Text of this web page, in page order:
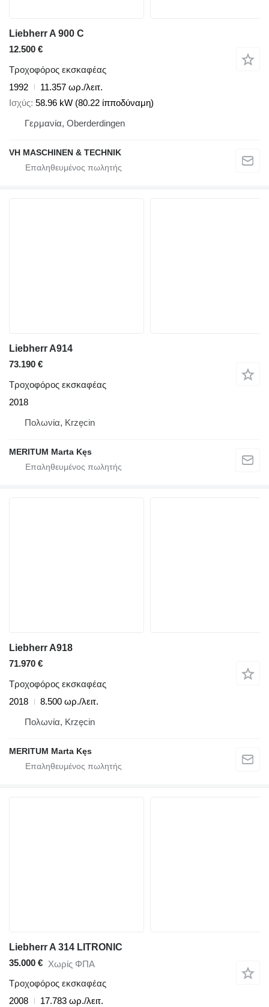
Liebherr A 900 C
12.500 €
Τροχοφόρος εκσκαφέας
1992
11.357 ωρ./λειτ.
Ισχύς 58.96 kW (80.22 ίπποδύναμη)
Γερμανία, Oberderdingen
VH MASCHINEN & TECHNIK
Liebherr A914
73.190 €
Τροχοφόρος εκσκαφέας
2018
Πολωνία, Krzęcin
MERITUM Marta Kęs
Liebherr A918
71.970 €
Τροχοφόρος εκσκαφέας
2018
8.500 ωρ./λειτ.
Πολωνία, Krzęcin
MERITUM Marta Kęs
Liebherr A 314 LITRONIC
35.000 € Χωρίς ΦΠΑ
Τροχοφόρος εκσκαφέας
2008
17.783 ωρ./λειτ.